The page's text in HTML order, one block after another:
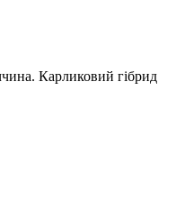
Карликовий гібрид